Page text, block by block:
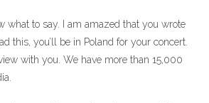
what to say. I am amazed that you wrote
this, you’ll be in Poland for your concert.
with you. We have more than 15,000